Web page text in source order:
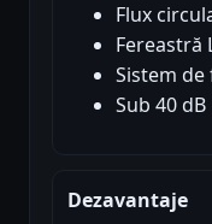
Flux
Fereastră
Sistem
Sub 40 dB
Dezavantaje